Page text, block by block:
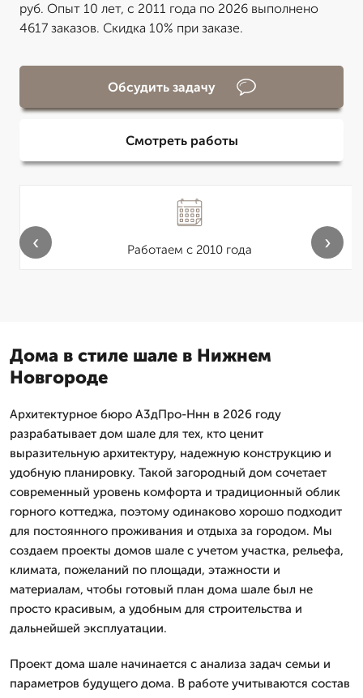
руб. Опыт 10 лет, с 2011 года по 2026 выполнено
4617 заказов. Скидка 10% при заказе.
Обсудить задачу
Смотреть работы
Работаем с 2010 года
‹ ›
Дома в стиле шале в Нижнем
Новгороде
Архитектурное бюро А3дПро-Ннн в 2026 году
разрабатывает дом шале для тех, кто ценит
выразительную архитектуру, надежную конструкцию и
удобную планировку. Такой загородный дом сочетает
современный уровень комфорта и традиционный облик
горного коттеджа, поэтому одинаково хорошо подходит
для постоянного проживания и отдыха за городом. Мы
создаем проекты домов шале с учетом участка, рельефа,
климата, пожеланий по площади, этажности и
материалам, чтобы готовый план дома шале был не
просто красивым, а удобным для строительства и
дальнейшей эксплуатации.
Проект дома шале начинается с анализа задач семьи и
параметров будущего дома. В работе учитываются состав